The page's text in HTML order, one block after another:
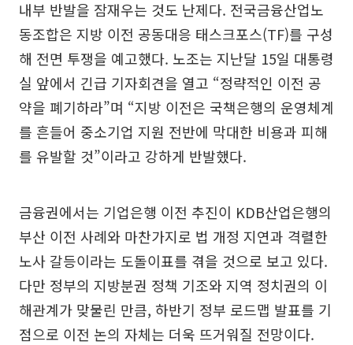
내부 반발을 잠재우는 것도 난제다. 전국금융산업노
동조합은 지방 이전 공동대응 태스크포스(TF)를 구성
해 전면 투쟁을 예고했다. 노조는 지난달 15일 대통령
실 앞에서 긴급 기자회견을 열고 “정략적인 이전 공
약을 폐기하라”며 “지방 이전은 국책은행의 운영체계
를 흔들어 중소기업 지원 전반에 막대한 비용과 피해
를 유발할 것”이라고 강하게 반발했다.
금융권에서는 기업은행 이전 추진이 KDB산업은행의
부산 이전 사례와 마찬가지로 법 개정 지연과 격렬한
노사 갈등이라는 도돌이표를 겪을 것으로 보고 있다.
다만 정부의 지방분권 정책 기조와 지역 정치권의 이
해관계가 맞물린 만큼, 하반기 정부 로드맵 발표를 기
점으로 이전 논의 자체는 더욱 뜨거워질 전망이다.